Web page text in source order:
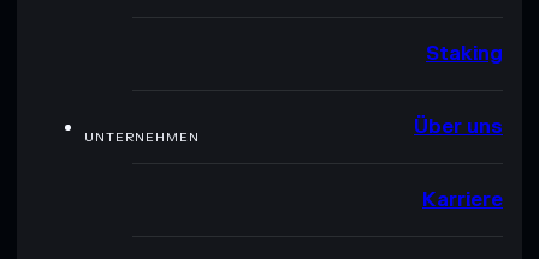
Staking
UNTERNEHMEN Über uns
Karriere